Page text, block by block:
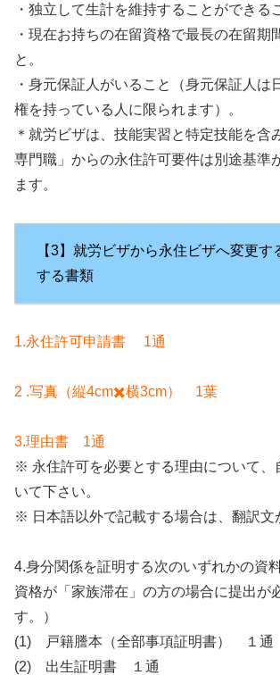
・独立して生計を維持することができる
・現在お持ちの在留資格で最長の在留期
と。
・身元保証人がいること（身元保証人は
権を持っている人に限られます）。
＊就労ビザは、技能実習と特定技能を含
専門職」からの永住許可要件は別途基準
ます。
【3】就労ビザから永住ビザへ変更す
する書類
1.永住許可申請書 1通
2 .写真（縦4cm✖️横3cm） 1葉
3.理由書 1通
※ 永住許可を必要とする理由について、
いて下さい。
※ 日本語以外で記載する場合は、翻訳文
4.身分関係を証明する次のいずれかの資
資格が「家族滞在」の方の場合に提出が
す。）
(1) 戸籍謄本（全部事項証明書） １通
(2) 出生証明書 １通